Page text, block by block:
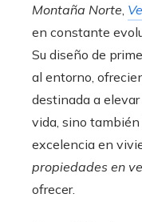
Montaña Norte
en constante
Su diseño de
al entorno,
destinada a
vida, sino
excelencia en
propiedades en
ofrecer.